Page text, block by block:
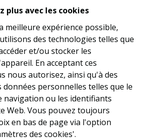
plus avec les cookies
meilleure expérience possible,
des technologies telles que
et/ou stocker les
En acceptant ces
nous autorisez, ainsi qu'à des
personnelles telles que le
navigation ou les identifiants
Web. Vous pouvez toujours
en bas de page via l'option
des cookies'.